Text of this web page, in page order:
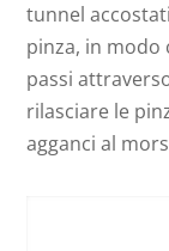
tunnel
pinza, in modo
passi
rilasciare le
agganci al